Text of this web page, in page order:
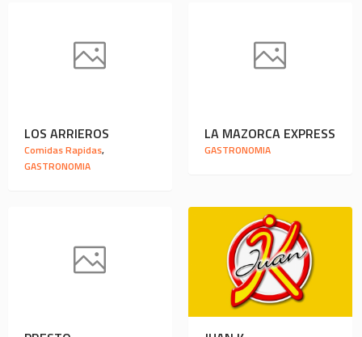
LOS ARRIEROS
Comidas Rapidas,
GASTRONOMIA
LA MAZORCA EXPRESS
GASTRONOMIA